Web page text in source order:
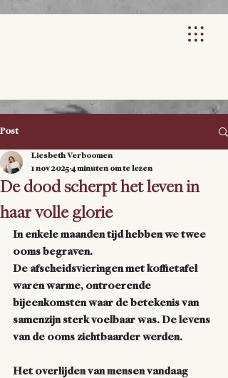
Post
De dood scherpt het leven in
haar volle glorie
Liesbeth Verboomen
1 nov 2025 4 minuten om te lezen
In enkele maanden tijd hebben we twee
ooms begraven.
De afscheidsvieringen met koffietafel
waren warme, ontroerende
bijeenkomsten waar de betekenis van
samenzijn sterk voelbaar was. De levens
van de ooms zichtbaarder werden.
Het overlijden van mensen vandaag